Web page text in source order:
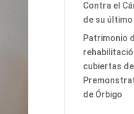
Contra el
de su
Patrimonio
cubiertas
de Órbigo